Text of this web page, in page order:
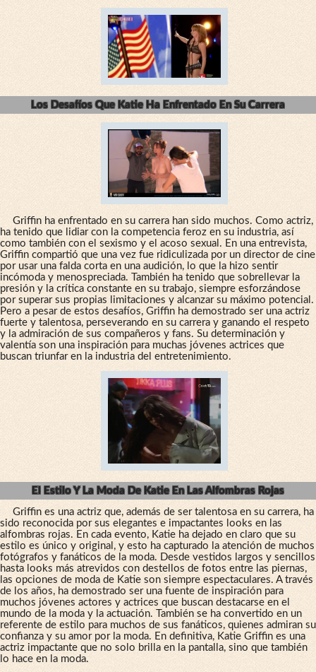
Los Desafíos Que Katie Ha Enfrentado En Su Carrera
Griffin ha enfrentado en su carrera han sido muchos. Como actriz,
ha tenido que lidiar con la competencia feroz en su industria, así
como también con el sexismo y el acoso sexual. En una entrevista,
Griffin compartió que una vez fue ridiculizada por un director de cine
por usar una falda corta en una audición, lo que la hizo sentir
incómoda y menospreciada. También ha tenido que sobrellevar la
presión y la crítica constante en su trabajo, siempre esforzándose
por superar sus propias limitaciones y alcanzar su máximo potencial.
Pero a pesar de estos desafíos, Griffin ha demostrado ser una actriz
fuerte y talentosa, perseverando en su carrera y ganando el respeto
y la admiración de sus compañeros y fans. Su determinación y
valentía son una inspiración para muchas jóvenes actrices que
buscan triunfar en la industria del entretenimiento.
El Estilo Y La Moda De Katie En Las Alfombras Rojas
Griffin es una actriz que, además de ser talentosa en su carrera, ha
sido reconocida por sus elegantes e impactantes looks en las
alfombras rojas. En cada evento, Katie ha dejado en claro que su
estilo es único y original, y esto ha capturado la atención de muchos
fotógrafos y fanáticos de la moda. Desde vestidos largos y sencillos
hasta looks más atrevidos con destellos de fotos entre las piernas,
las opciones de moda de Katie son siempre espectaculares. A través
de los años, ha demostrado ser una fuente de inspiración para
muchos jóvenes actores y actrices que buscan destacarse en el
mundo de la moda y la actuación. También se ha convertido en un
referente de estilo para muchos de sus fanáticos, quienes admiran su
confianza y su amor por la moda. En definitiva, Katie Griffin es una
actriz impactante que no solo brilla en la pantalla, sino que también
lo hace en la moda.